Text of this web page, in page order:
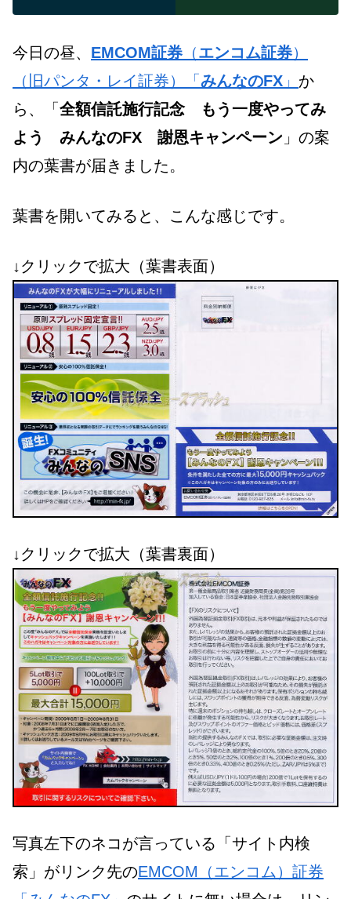
今日の昼、 EMCOM証券 （エンコム証券）
（旧パンタ・レイ証券）「 みんなのFX 」 か
ら、「 全額信託施行記念 もう一度やってみ
よう みんなのFX 謝恩キャンペーン 」の案
内の葉書が届きました。
葉書を開いてみると、こんな感じです。
↓クリックで拡大（葉書表面）
↓クリックで拡大（葉書裏面）
写真左下のネコが言っている「サイト内検
索」がリンク先のEMCOM（エンコム）証券